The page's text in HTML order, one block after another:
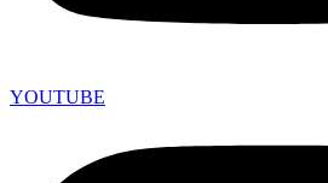
YOUTUBE